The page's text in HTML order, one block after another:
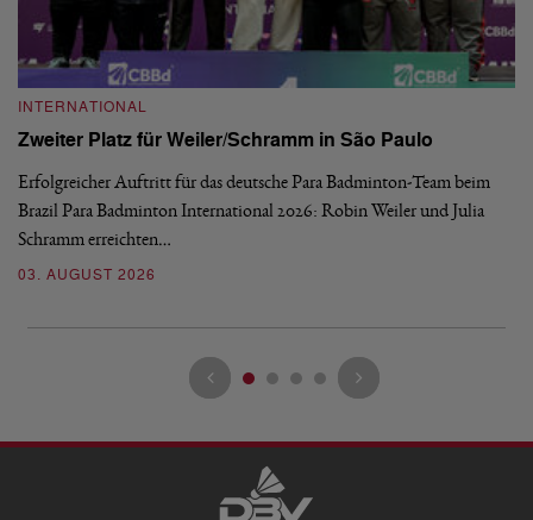
INTERNATIONAL
Zweiter Platz für Weiler/Schramm in São Paulo
Erfolgreicher Auftritt für das deutsche Para Badminton-Team beim
Brazil Para Badminton International 2026: Robin Weiler und Julia
Schramm erreichten…
03. AUGUST 2026